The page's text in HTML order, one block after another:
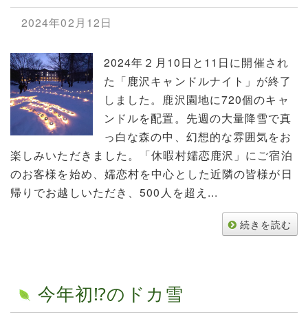
2024年02月12日
2024年２月10日と11日に開催され
た「鹿沢キャンドルナイト」が終了
しました。鹿沢園地に720個のキャ
ンドルを配置。先週の大量降雪で真
っ白な森の中、幻想的な雰囲気をお
楽しみいただきました。「休暇村嬬恋鹿沢」にご宿泊
のお客様を始め、嬬恋村を中心とした近隣の皆様が日
帰りでお越しいただき、500人を超え...
続きを読む
今年初⁉のドカ雪